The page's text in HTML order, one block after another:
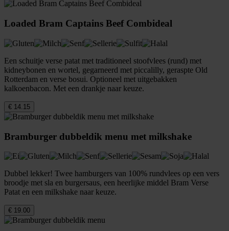
Loaded Bram Captains Beef Combideal
Een schuitje verse patat met traditioneel stoofvlees (rund) met
kidneybonen en wortel, gegarneerd met piccalilly, geraspte Old
Rotterdam en verse bosui. Optioneel met uitgebakken
kalkoenbacon. Met een drankje naar keuze.
€ 14.15
Bramburger dubbeldik menu met milkshake
Dubbel lekker! Twee hamburgers van 100% rundvlees op een vers
broodje met sla en burgersaus, een heerlijke middel Bram Verse
Patat en een milkshake naar keuze.
€ 19.00